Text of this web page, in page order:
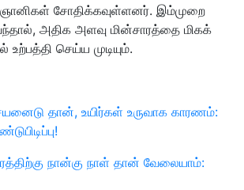
சோதிக்கவுள்ளனர். இம்முறை
அதிக அளவு மின்சாரத்தை மிகக்
செய்ய முடியும்.
சயனைடு தான், உயிர்கள் உருவாக காரணம்:
நான்கு நாள் தான் வேலையாம்: